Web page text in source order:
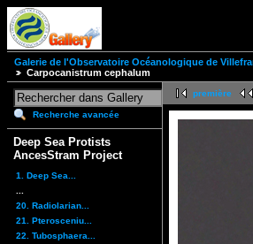
Galerie de l'Observatoire Océanologique de
Carpocanistrum cephalum
Recherche avancée
Deep Sea Protists
AncesStram Project
1. Deep Sea...
20. Radiolarian...
21. Pterosceniu...
22. Tubosphaera...
première